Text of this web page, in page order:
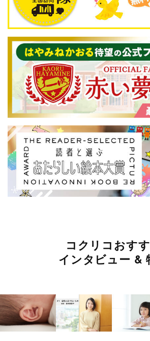
コクリコおす
インタビュー &